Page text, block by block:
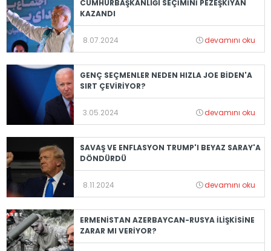
CUMHURBAŞKANLIĞI SEÇİMİNİ PEZEŞKİYAN
KAZANDI
8.07.2024 devamını oku
GENÇ SEÇMENLER NEDEN HIZLA JOE BİDEN'A
SIRT ÇEVİRİYOR?
3.05.2024 devamını oku
SAVAŞ VE ENFLASYON TRUMP'I BEYAZ SARAY'A
DÖNDÜRDÜ
8.11.2024 devamını oku
ERMENİSTAN AZERBAYCAN-RUSYA İLİŞKİSİNE
ZARAR MI VERİYOR?